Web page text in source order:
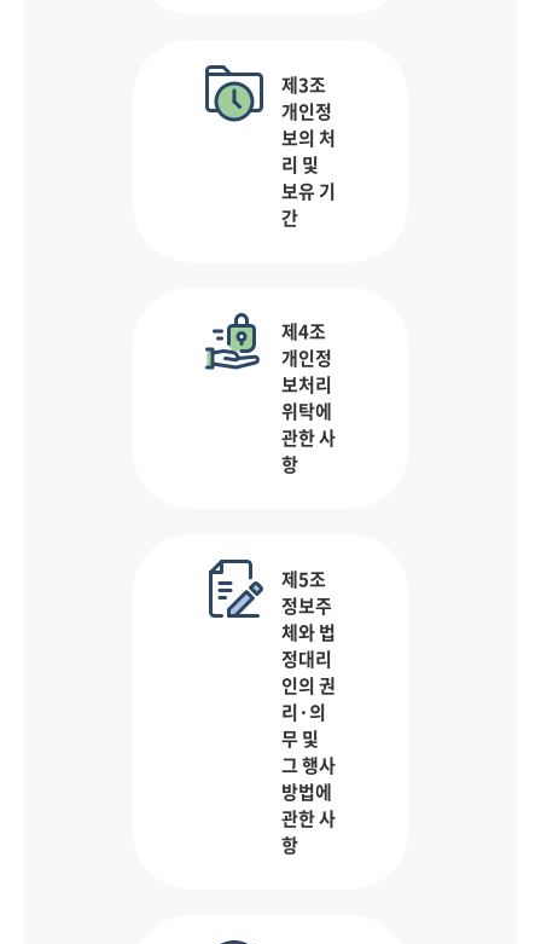
제3조
개인정
보의 처
리 및
보유 기
간
제4조
개인정
보처리
위탁에
관한 사
항
제5조
정보주
체와 법
정대리
인의 권
리·의
무 및
그 행사
방법에
관한 사
항